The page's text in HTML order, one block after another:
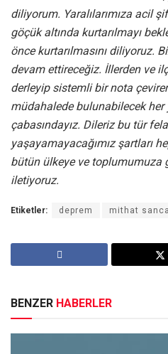
diliyorum. Yaralılarımıza acil
göçük altında kurtarılmayı
önce kurtarılmasını diliyoruz.
devam ettireceğiz. İllerden ve
derleyip sistemli bir nota
müdahalede bulunabilecek her
çabasındayız. Dileriz bu tür
yaşayamayacağımız şartları
bütün ülkeye ve toplumumuza
iletiyoruz.
Etiketler: deprem mithat
BENZER HABERLER